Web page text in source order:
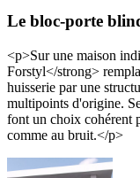
Le bloc-porte
<p>Sur une maison
Forstyl</strong>
huisserie par une
multipoints d'origine.
font un choix cohérent
comme au bruit.</p>